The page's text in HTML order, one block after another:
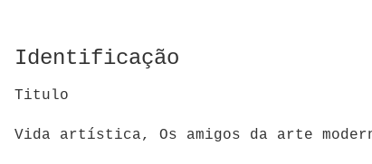
Identificação
Titulo
Vida artística, Os amigos da arte